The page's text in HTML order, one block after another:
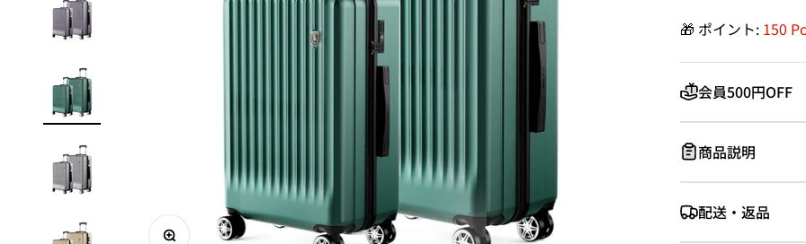
ズームイン
🎁 ポイント: 150
会員500円OFF
商品説明
配送・返品